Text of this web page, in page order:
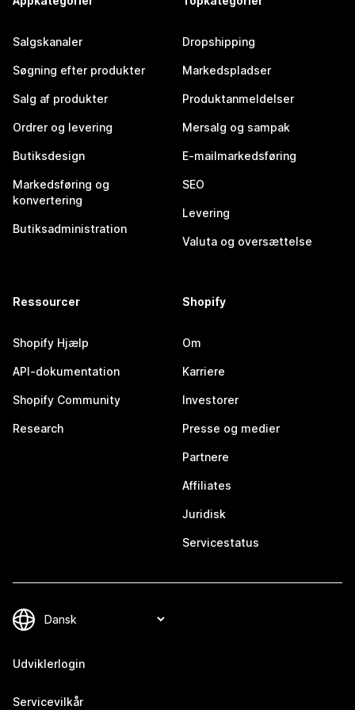
Salgskanaler
Søgning efter produkter
Salg af produkter
Ordrer og levering
Butiksdesign
Markedsføring og
konvertering
Butiksadministration
Dropshipping
Markedspladser
Produktanmeldelser
Mersalg og sampak
E-mailmarkedsføring
SEO
Levering
Valuta og oversættelse
Ressourcer
Shopify Hjælp
API-dokumentation
Shopify Community
Research
Shopify
Om
Karriere
Investorer
Presse og medier
Partnere
Affiliates
Juridisk
Servicestatus
Udviklerlogin
Servicevilkår